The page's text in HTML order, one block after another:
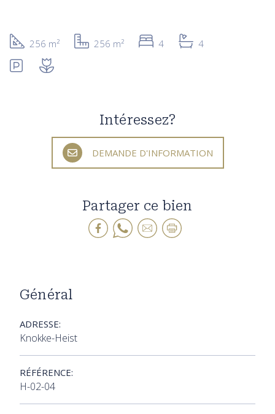
256 m² 256 m² 4 4
Intéressez?
DEMANDE D'INFORMATION
Partager ce bien
Général
ADRESSE:
Knokke-Heist
RÉFÉRENCE:
H-02-04